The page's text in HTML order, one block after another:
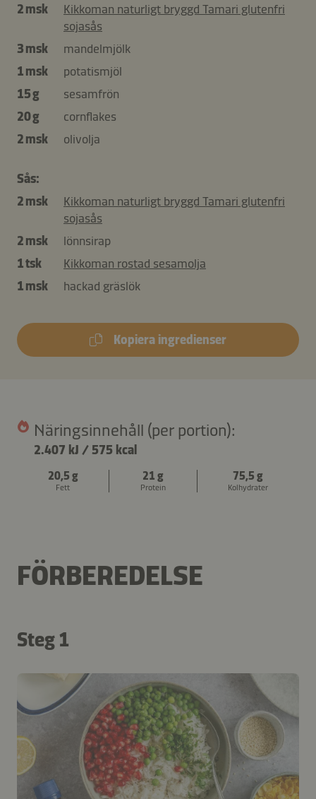
2 msk
Kikkoman naturligt bryggd Tamari glutenfri
sojasås
3 msk
mandelmjölk
1 msk
potatismjöl
15 g
sesamfrön
20 g
cornflakes
2 msk
olivolja
Sås:
2 msk
Kikkoman naturligt bryggd Tamari glutenfri
sojasås
2 msk
lönnsirap
1 tsk
Kikkoman rostad sesamolja
1 msk
hackad gräslök
Kopiera ingredienser
Näringsinnehåll (per portion):
2.407 kJ / 575 kcal
20,5 g
Fett
21 g
Protein
75,5 g
Kolhydrater
FÖRBEREDELSE
Steg 1